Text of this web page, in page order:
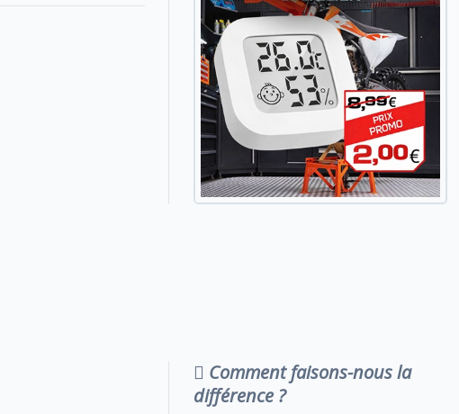
Comment faisons-nous la
différence ?